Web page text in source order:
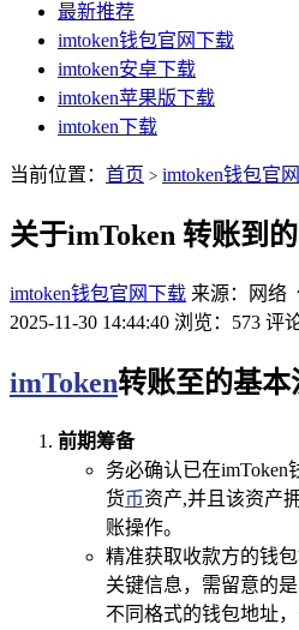
最新推荐
imtoken钱包官网下载
imtoken安卓下载
imtoken苹果版下载
imtoken下载
当前位置： 首页 > imtoken钱包官
关于imToken 转账到
imtoken钱包官网下载 来源：网络
2025-11-30 14:44:40 浏览：573 评
imToken转账至的基本
前期筹备
务必确认已在
货币资产,并且该资产
账操作。
精准获取收款方的钱
关键信息，需留意的
不同格式的钱包地址